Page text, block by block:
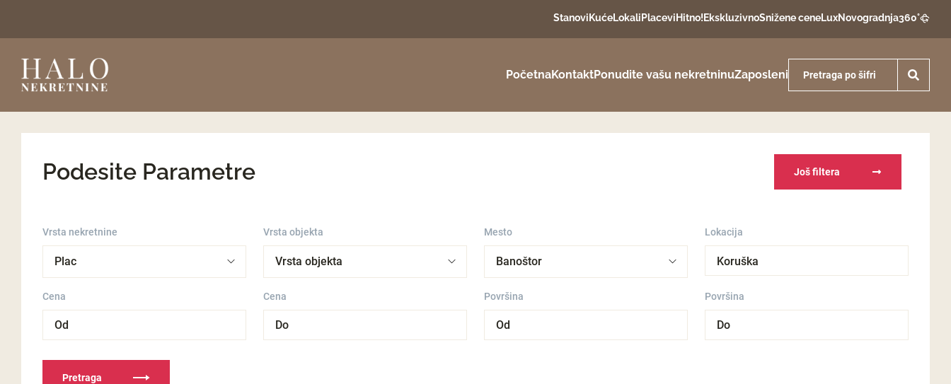
Stanovi KućeLokali Placevi Hitno! EkskluzivnoSnižene ceneLuxNovogradnja360°
PočetnaKontaktPonudite vašu nekretninuZaposleni
Podesite Parametre Još filtera
Vrsta nekretnine Vrsta objekta Mesto Lokacija
Koruška
Cena Cena Površina Površina
Pretraga